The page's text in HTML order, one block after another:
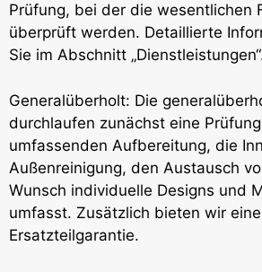
Prüfung, bei der die wesentlichen
überprüft werden. Detaillierte
Sie im Abschnitt
Generalüberholt: Die
durchlaufen zunächst eine
umfassenden Aufbereitung, die
Außenreinigung, den Austausch
Wunsch individuelle Designs und
umfasst. Zusätzlich bieten wir
Ersatzteilgarantie.